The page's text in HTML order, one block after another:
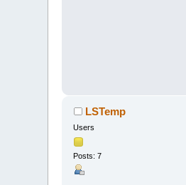
LSTemp
Users
Posts: 7